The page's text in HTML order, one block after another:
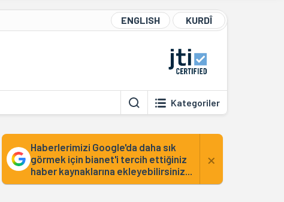
ENGLISH KURDÎ
Kategoriler
Haberlerimizi Google'da daha sık
görmek için bianet'i tercih ettiğiniz
haber kaynaklarına ekleyebilirsiniz...
×